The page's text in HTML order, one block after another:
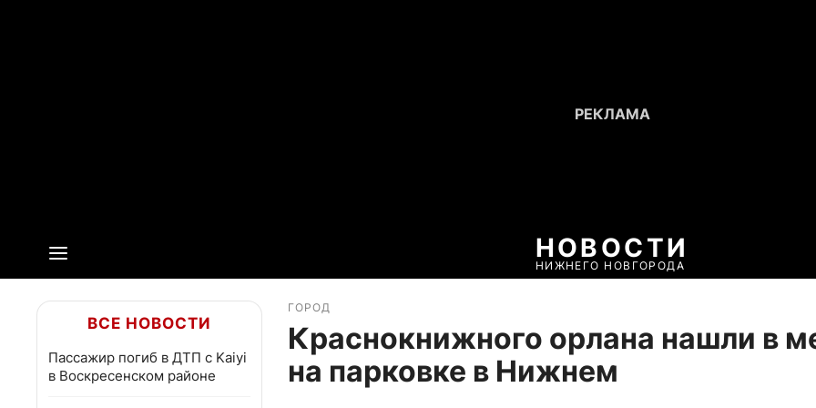
НОВОСТИ
НИЖНЕГО НОВГОРОДА
ВСЕ НОВОСТИ
Пассажир погиб в ДТП с Kaiyi
в Воскресенском районе
ГОРОД
Краснокнижного орлана нашли в
на парковке в Нижнем